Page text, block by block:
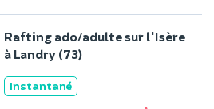
Rafting ado/adulte sur l'Isère
à Landry (73)
Instantané